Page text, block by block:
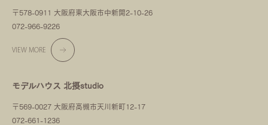
〒578-0911 大阪府東大阪市中新開2-10-26
072-966-9226
VIEW MORE
モデルハウス 北摂studio
〒569-0027 大阪府高槻市天川新町12-17
072-661-1236